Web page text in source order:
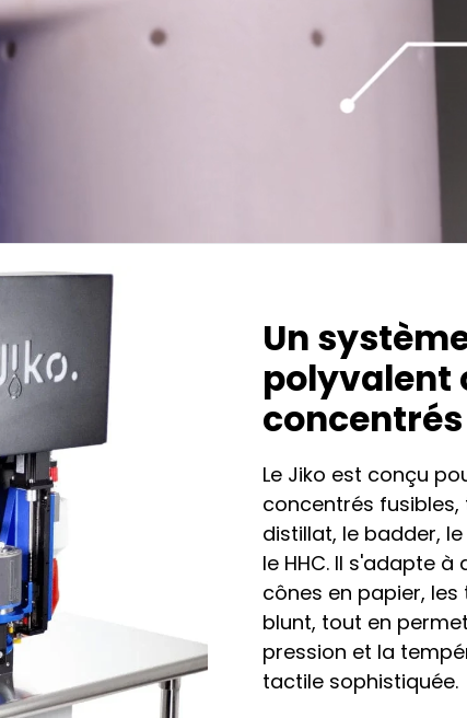
Un
polyvalent
concentrés
Le Jiko est conçu
concentrés fusibles,
distillat, le badder,
le HHC. Il s'adapte
cônes en papier,
blunt, tout en
pression et la
tactile sophistiquée.